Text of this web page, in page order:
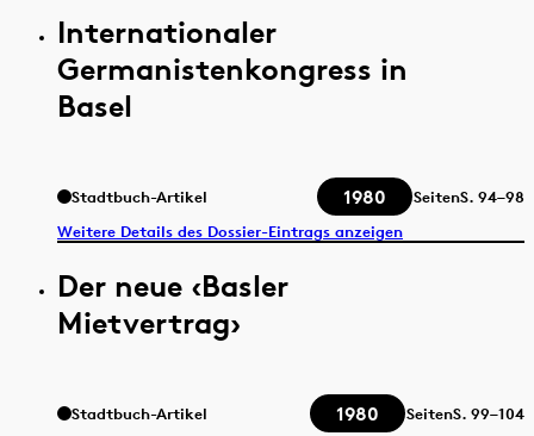
Internationaler
Germanistenkongress in
Basel
Stadtbuch-Artikel 1980 SeitenS. 94–98
Weitere Details des Dossier-Eintrags anzeigen
Der neue ‹Basler
Mietvertrag›
Stadtbuch-Artikel 1980 SeitenS. 99–104